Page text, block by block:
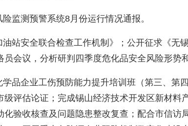
监测预警系统8月份运行情况通报。
站安全联合检查工作机制》；公开征求《无
会议，分析研判四季度危化品安全风险形势
品企业工伤预防能力提升培训班（第三、第
级评估论证；完成锡山经济技术开发区新材料
验收核查及问题隐患整改复查；配合市信访